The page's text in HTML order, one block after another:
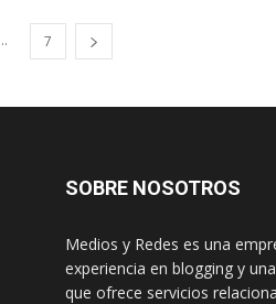
... 7
SOBRE NOSOTROS
Medios y Redes es una
experiencia en blogging y
que ofrece servicios